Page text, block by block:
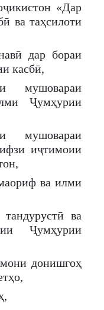
«Дар
ва таҳсилоти
дар бораи
касбӣ,
мушовараи
Ҷумҳурии
мушовараи
иҷтимоии
ва илми
ва
Ҷумҳурии
донишгоҳ